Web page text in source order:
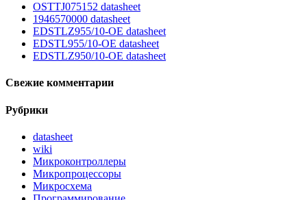
OSTTJ075152 datasheet
1946570000 datasheet
EDSTLZ955/10-OE datasheet
EDSTL955/10-OE datasheet
EDSTLZ950/10-OE datasheet
Свежие комментарии
Рубрики
datasheet
wiki
Микроконтроллеры
Микропроцессоры
Микросхема